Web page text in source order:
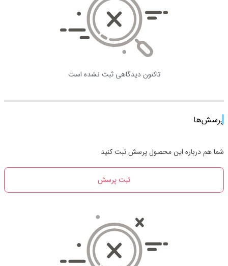
تاکنون دیدگاهی ثبت نشده است
پرسش‌ها
شما هم درباره این محصول پرسش ثبت کنید
ثبت پرسش